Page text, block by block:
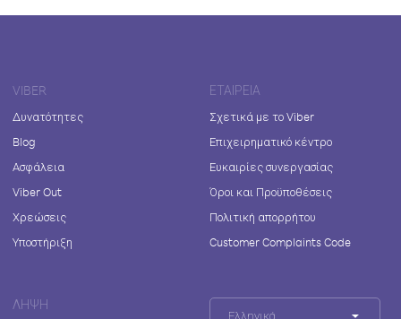
VIBER
Δυνατότητες
Blog
Ασφάλεια
Viber Out
Χρεώσεις
Υποστήριξη
ΕΤΑΙΡΕΊΑ
Σχετικά με το Viber
Επιχειρηματικό κέντρο
Ευκαιρίες συνεργασίας
Όροι και Προϋποθέσεις
Πολιτική απορρήτου
Customer Complaints Code
ΛΉΨΗ
Ελληνικά